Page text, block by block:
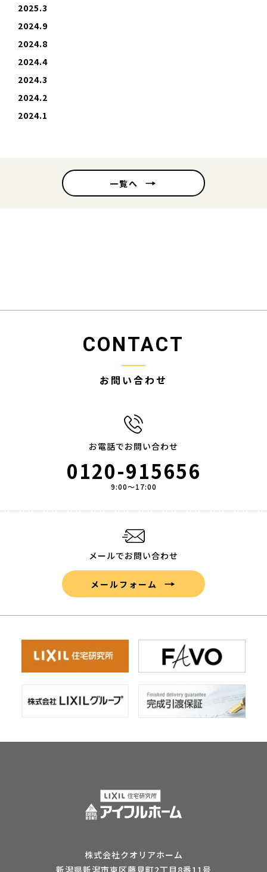
2025.3
2024.9
2024.8
2024.4
2024.3
2024.2
2024.1
一覧へ
CONTACT
お問い合わせ
お電話でお問い合わせ
0120-915656
9:00～17:00
メールでお問い合わせ
メールフォーム
株式会社クオリアホーム
新潟県新潟市東区藤見町2丁目8番11号